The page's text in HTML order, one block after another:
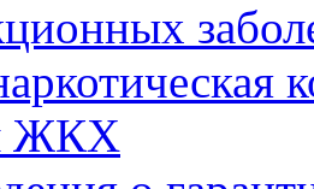
ЖКХ